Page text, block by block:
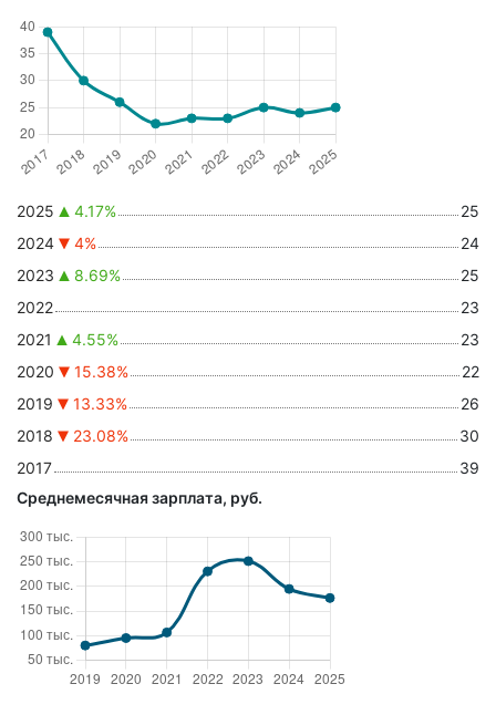
2025 4.17%
25
2024
4%
24
2023
8.69%
25
2022
23
2021
4.55%
23
2020
15.38%
22
2019
13.33%
26
2018
23.08%
30
2017
39
Среднемесячная зарплата, руб.